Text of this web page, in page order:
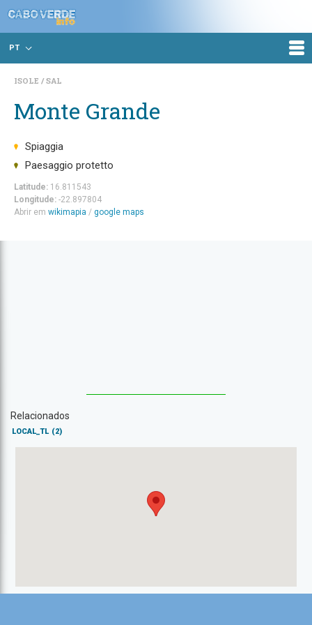
PT
ISOLE SAL
Monte Grande
Spiaggia
Paesaggio protetto
Latitude: 16.811543
Longitude: -22.897804
Abrir em wikimapia / google maps
Relacionados
LOCAL_TL (2)